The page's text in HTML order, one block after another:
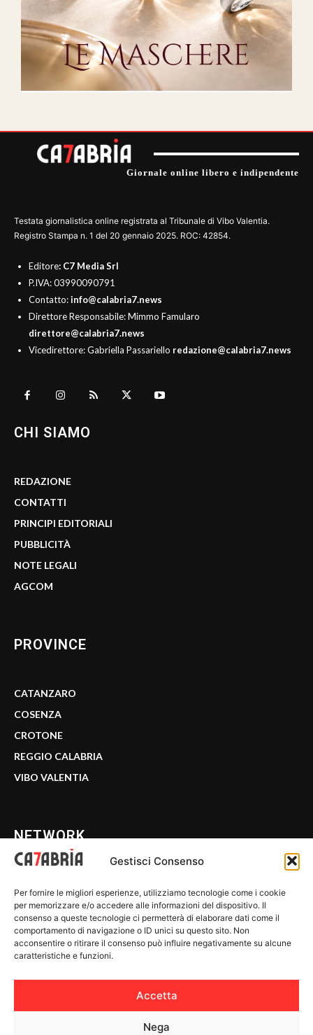
Gestisci Consenso
Per fornire le migliori esperienze, utilizziamo tecnologie come i cookie
per memorizzare e/o accedere alle informazioni del dispositivo. Il
consenso a queste tecnologie ci permetterà di elaborare dati come il
comportamento di navigazione o ID unici su questo sito. Non
acconsentire o ritirare il consenso può influire negativamente su alcune
caratteristiche e funzioni.
Accetta
Nega
Giornale online libero e indipendente
Testata giornalistica online registrata al Tribunale di Vibo Valentia.
Registro Stampa n. 1 del 20 gennaio 2025. ROC: 42854.
Editore: C7 Media Srl
P.IVA: 03990090791
Contatto:info@calabria7.news
Direttore Responsabile: Mimmo Famularo
direttore@calabria7.news
Vicedirettore: Gabriella Passariello redazione@calabria7.news
CHI SIAMO
REDAZIONE
CONTATTI
PRINCIPI EDITORIALI
PUBBLICITÀ
NOTE LEGALI
AGCOM
PROVINCE
CATANZARO
COSENZA
CROTONE
REGGIO CALABRIA
VIBO VALENTIA
NETWORK
WE CALABRIA
C7 PLAY
MIX ZONE